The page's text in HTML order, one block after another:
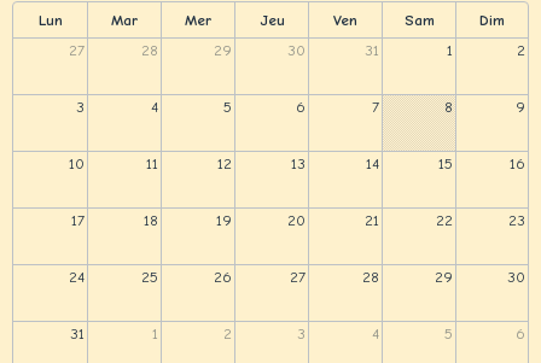
Lun Mar Mer Jeu Ven Sam
Dim
27
28 29 30 31 1 2
3 4 5 6 7 8 9
10 11 12 13 14 15 16
17 18 19 20 21 22 23
24 25 26 27 28 29 30
31 1 2 3 4 5 6